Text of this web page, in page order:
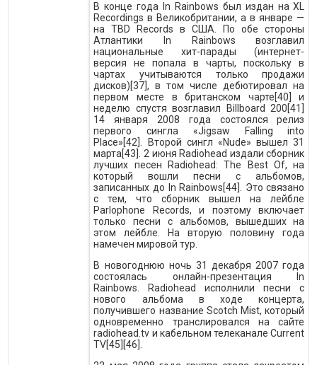
В конце года In Rainbows был издан на XL
Recordings в Великобритании, а в январе —
на TBD Records в США. По обе стороны
Атлантики In Rainbows возглавил
национальные хит-парады (интернет-
версия не попала в чарты, поскольку в
чартах учитываются только продажи
дисков)[37], в том числе дебютировал на
первом месте в британском чарте[40] и
неделю спустя возглавил Billboard 200[41]
14 января 2008 года состоялся релиз
первого сингла «Jigsaw Falling into
Place»[42]. Второй сингл «Nude» вышел 31
марта[43]. 2 июня Radiohead издали сборник
лучших песен Radiohead: The Best Of, на
который вошли песни с альбомов,
записанных до In Rainbows[44]. Это связано
с тем, что сборник вышел на лейбле
Parlophone Records, и поэтому включает
только песни с альбомов, вышедших на
этом лейбле. На вторую половину года
намечен мировой тур.
В новогоднюю ночь 31 декабря 2007 года
состоялась онлайн-презентация In
Rainbows. Radiohead исполнили песни с
нового альбома в ходе концерта,
получившего название Scotch Mist, который
одновременно транслировался на сайте
radiohead.tv и кабельном телеканале Current
TV[45][46].